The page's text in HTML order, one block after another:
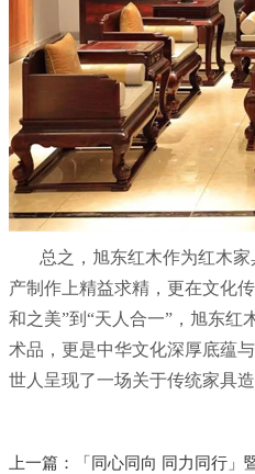
总之，旭东红木作为红木
产制作上精益求精，更在文化
和之美”到“天人合一”，旭东红
术品，更是中华文化深厚底蕴
世人呈现了一场关于传统家具
上一篇：
「同心同向 同力同行